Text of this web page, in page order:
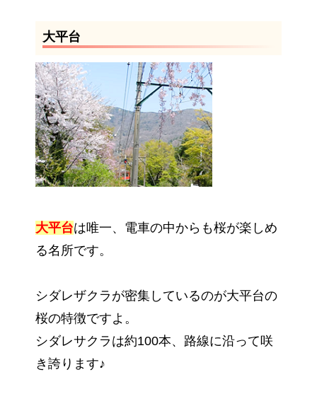
大平台
大平台は唯一、電車の中からも桜が楽しめ
る名所です。
シダレザクラが密集しているのが大平台の
桜の特徴ですよ。
シダレサクラは約100本、路線に沿って咲
き誇ります♪